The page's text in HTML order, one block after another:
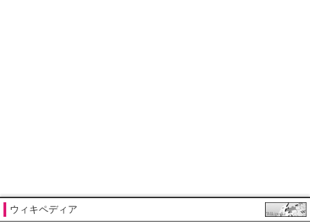
ウィキペディア